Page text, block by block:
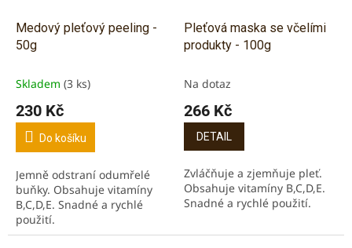
Medový pleťový peeling -
50g
Skladem (3 ks)
230 Kč
Do košíku
Jemně odstraní odumřelé
buňky. Obsahuje vitamíny
B,C,D,E. Snadné a rychlé
použití.
Pleťová maska se včelími
produkty - 100g
Na dotaz
266 Kč
DETAIL
Zvláčňuje a zjemňuje pleť.
Obsahuje vitamíny B,C,D,E.
Snadné a rychlé použití.